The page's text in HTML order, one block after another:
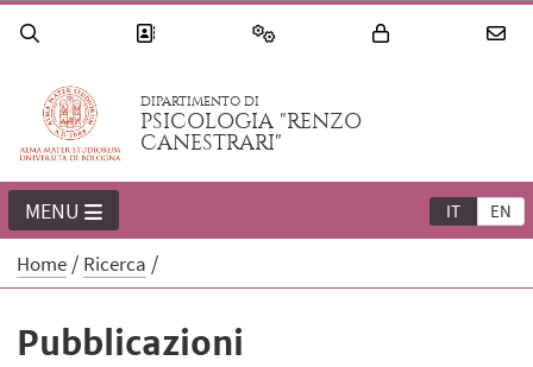
DIPARTIMENTO DI
PSICOLOGIA "RENZO
CANESTRARI"
IT EN
MENU
Home Ricerca
Pubblicazioni